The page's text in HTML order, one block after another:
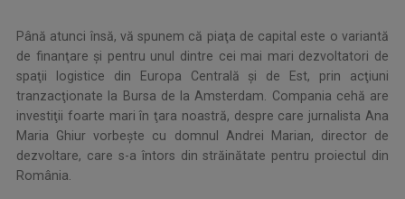
Până atunci însă, vă spunem că piaţa de capital este o variantă
de finanţare şi pentru unul dintre cei mai mari dezvoltatori de
spaţii logistice din Europa Centrală şi de Est, prin acţiuni
tranzacţionate la Bursa de la Amsterdam. Compania cehă are
investiţii foarte mari în ţara noastră, despre care jurnalista Ana
Maria Ghiur vorbește cu domnul Andrei Marian, director de
dezvoltare, care s-a întors din străinătate pentru proiectul din
România.